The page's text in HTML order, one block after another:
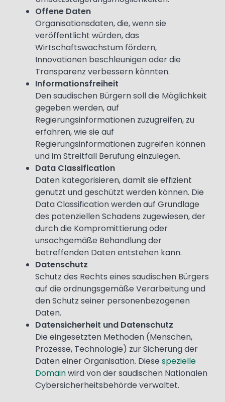
Offene Daten
Organisationsdaten, die, wenn sie
veröffentlicht würden, das
Wirtschaftswachstum fördern,
Innovationen beschleunigen oder die
Transparenz verbessern könnten.
Informationsfreiheit
Den saudischen Bürgern soll die Möglichkeit
gegeben werden, auf
Regierungsinformationen zuzugreifen, zu
erfahren, wie sie auf
Regierungsinformationen zugreifen können
und im Streitfall Berufung einzulegen.
Data Classification
Daten kategorisieren, damit sie effizient
genutzt und geschützt werden können. Die
Data Classification werden auf Grundlage
des potenziellen Schadens zugewiesen, der
durch die Kompromittierung oder
unsachgemäße Behandlung der
betreffenden Daten entstehen kann.
Datenschutz
Schutz des Rechts eines saudischen Bürgers
auf die ordnungsgemäße Verarbeitung und
den Schutz seiner personenbezogenen
Daten.
Datensicherheit und Datenschutz
Die eingesetzten Methoden (Menschen,
Prozesse, Technologie) zur Sicherung der
Daten einer Organisation. Diese spezielle
Domainwird von der saudischen Nationalen
Cybersicherheitsbehörde verwaltet.